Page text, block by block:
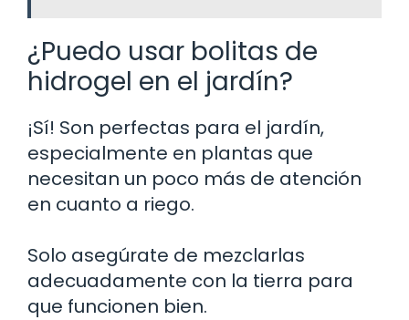
¿Puedo usar bolitas de
hidrogel en el jardín?
¡Sí! Son perfectas para el jardín,
especialmente en plantas que
necesitan un poco más de atención
en cuanto a riego.
Solo asegúrate de mezclarlas
adecuadamente con la tierra para
que funcionen bien.